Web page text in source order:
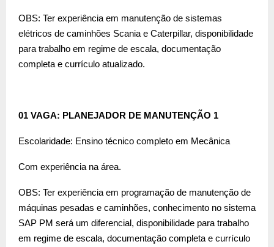
OBS: Ter experiência em manutenção de sistemas
elétricos de caminhões Scania e Caterpillar, disponibilidade
para trabalho em regime de escala, documentação
completa e currículo atualizado.
01 VAGA: PLANEJADOR DE MANUTENÇÃO 1
Escolaridade: Ensino técnico completo em Mecânica
Com experiência na área.
OBS: Ter experiência em programação de manutenção de
máquinas pesadas e caminhões, conhecimento no sistema
SAP PM será um diferencial, disponibilidade para trabalho
em regime de escala, documentação completa e currículo